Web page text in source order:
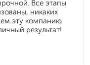
Все этапы
никаких
эту компанию
результат!